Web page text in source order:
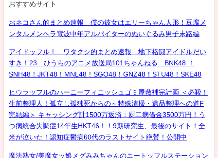
おすすめサイト
おネコさん的まとめ速報 僕の彼女はエリーちゃん人形！豆腐メ
ンタルメンヘラ電波中年アルバイターのぬいぐるみ男子末路編
アイドッフル！ ワタクシ的まとめ速報 地下格闘アイドルだい
すき！23 ひうらのアニメ放送局101ちゃんねる BNK48 ！
SNH48！JKT48！MNL48！SGO48！GNZ48！STU48！SKE48
ヒウラッフルのハーニーフィニッシュゴミ屋敷補完計画 ＜必殺！
生前整理人！孤立し孤独死からの～特殊清掃・遺品整理への道F
完結編＞ キャッシング計1500万返済：厨二病借金3500万円！う
つ病統合失調症14年生HKT46！！9期研究生、最後のサイト！全
米が泣いた！認知症鬱病60代のラストサイト絶賛！公開中
魔法熟女/美魔女ッ娘メグみみちゃんのニートッフルステーション